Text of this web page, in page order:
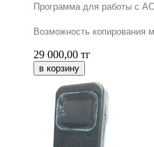
Программа для работы с
Возможность копирования
29 000,00 тг